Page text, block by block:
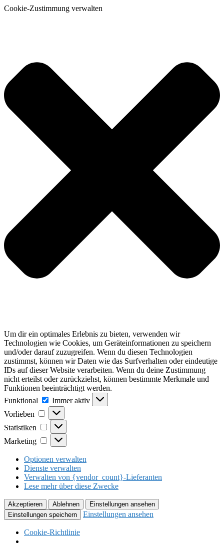
Cookie-Zustimmung verwalten
Um dir ein optimales Erlebnis zu bieten, verwenden wir
Technologien wie Cookies, um Geräteinformationen zu speichern
und/oder darauf zuzugreifen. Wenn du diesen Technologien
zustimmst, können wir Daten wie das Surfverhalten oder eindeutige
IDs auf dieser Website verarbeiten. Wenn du deine Zustimmung
nicht erteilst oder zurückziehst, können bestimmte Merkmale und
Funktionen beeinträchtigt werden.
Funktional
Funktional
Immer aktiv
Vorlieben
Vorlieben
Statistiken Statistiken
Marketing Marketing
Optionen verwalten
Dienste verwalten
Verwalten von {vendor_count}-Lieferanten
Lese mehr über diese Zwecke
Akzeptieren Ablehnen
Einstellungen ansehen
Einstellungen speichern
Einstellungen ansehen
Cookie-Richtlinie